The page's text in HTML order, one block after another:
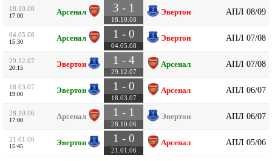
18.10.08
17:00 Арсенал 3 - 1
18.10.08
Эвертон АПЛ 08/09
04.05.08
15:30 Арсенал 1 - 0
04.05.08
Эвертон АПЛ 07/08
29.12.07
20:15 Эвертон 1 - 4
29.12.07
Арсенал АПЛ 07/08
18.03.07
19:00 Эвертон 1 - 0
18.03.07
Арсенал АПЛ 06/07
28.10.06
17:00 Арсенал 1 - 1
28.10.06
Эвертон АПЛ 06/07
21.01.06
15:45 Эвертон 1 - 0
21.01.06
Арсенал АПЛ 05/06